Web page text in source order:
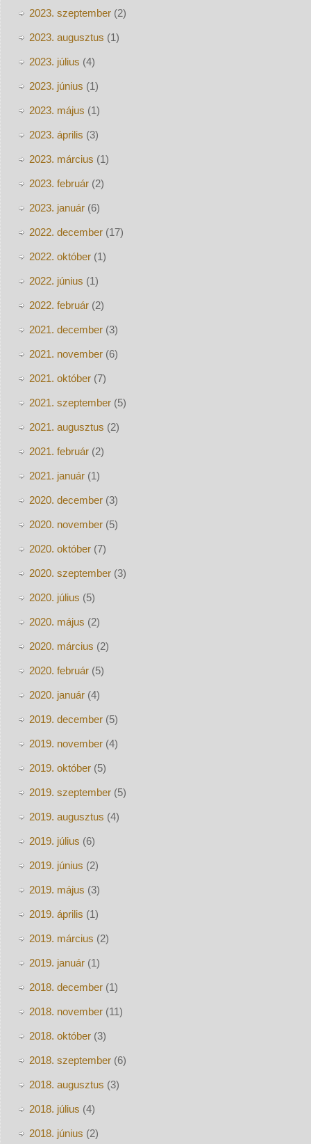
2023. szeptember(2)
2023. augusztus (1)
2023. július (4)
2023. június (1)
2023. május (1)
2023. április (3)
2023. március (1)
2023. február(2)
2023. január(6)
2022. december(17)
2022. október(1)
2022. június (1)
2022. február(2)
2021. december(3)
2021. november(6)
2021. október(7)
2021. szeptember(5)
2021. augusztus (2)
2021. február(2)
2021. január(1)
2020. december(3)
2020. november(5)
2020. október(7)
2020. szeptember(3)
2020. július (5)
2020. május (2)
2020. március (2)
2020. február(5)
2020. január(4)
2019. december(5)
2019. november(4)
2019. október(5)
2019. szeptember(5)
2019. augusztus (4)
2019. július (6)
2019. június (2)
2019. május (3)
2019. április (1)
2019. március (2)
2019. január(1)
2018. december(1)
2018. november(11)
2018. október(3)
2018. szeptember(6)
2018. augusztus (3)
2018. július (4)
2018. június (2)